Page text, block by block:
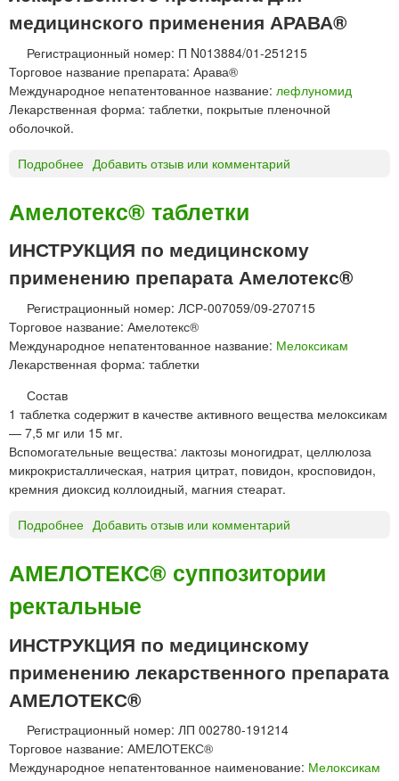
а
б
л
е
т
медицинского применения АРАВА®
Регистрационный номер: П N013884/01-251215
Торговое название препарата: Арава®
Международное непатентованное название: лефлуномид
Лекарственная форма: таблетки, покрытые пленочной
оболочкой.
Подробнее
А
А
®
а
б
л
е
и
Добавить отзыв или комментарий
Амелотекс® таблетки
ИНСТРУКЦИЯ по медицинскому
применению препарата Амелотекс®
Регистрационный номер: ЛСР-007059/09-270715
Торговое название: Амелотекс®
Международное непатентованное название: Мелоксикам
Лекарственная форма: таблетки
Состав
1 таблетка содержит в качестве активного вещества мелоксикам
— 7,5 мг или 15 мг.
Вспомогательные вещества: лактозы моногидрат, целлюлоза
микрокристаллическая, натрия цитрат, повидон, кросповидон,
кремния диоксид коллоидный, магния стеарат.
Подробнее
м
е
л
о
т
е
к
с
®
т
а
б
Добавить отзыв или комментарий
АМЕЛОТЕКС® суппозитории
ректальные
ИНСТРУКЦИЯ по медицинскому
применению лекарственного препарата
АМЕЛОТЕКС®
Регистрационный номер: ЛП 002780-191214
Торговое название: АМЕЛОТЕКС®
Международное непатентованное наименование: Мелоксикам